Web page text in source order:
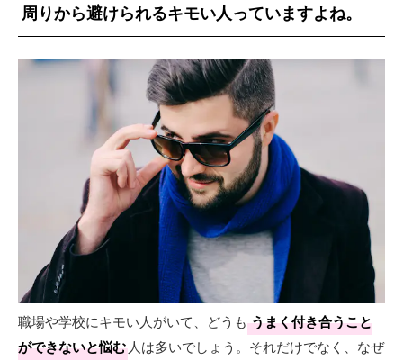
周りから避けられるキモい人っていますよね。
職場や学校にキモい人がいて、どうも うまく付き合うこと
ができないと悩む 人は多いでしょう。それだけでなく、なぜ